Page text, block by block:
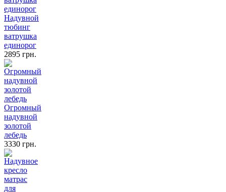
Надувной
тюбинг
ватрушка
единорог
2895 грн.
Огромный
надувной
золотой
лебедь
3330 грн.